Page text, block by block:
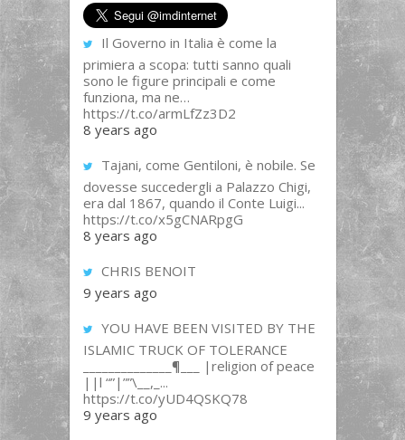
Il Governo in Italia è come la
primiera a scopa: tutti sanno quali
sono le figure principali e come
funziona, ma ne…
https://t.co/armLfZz3D2
8 years ago
Tajani, come Gentiloni, è nobile. Se
dovesse succedergli a Palazzo Chigi,
era dal 1867, quando il Conte Luigi...
https://t.co/x5gCNARpgG
8 years ago
CHRIS BENOIT
9 years ago
YOU HAVE BEEN VISITED BY THE
ISLAMIC TRUCK OF TOLERANCE
______________¶___ |religion of peace
||l “”|””\__,_...
https://t.co/yUD4QSKQ78
9 years ago